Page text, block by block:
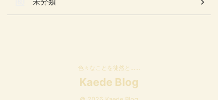
色々なことを徒然と……
Kaede Blog